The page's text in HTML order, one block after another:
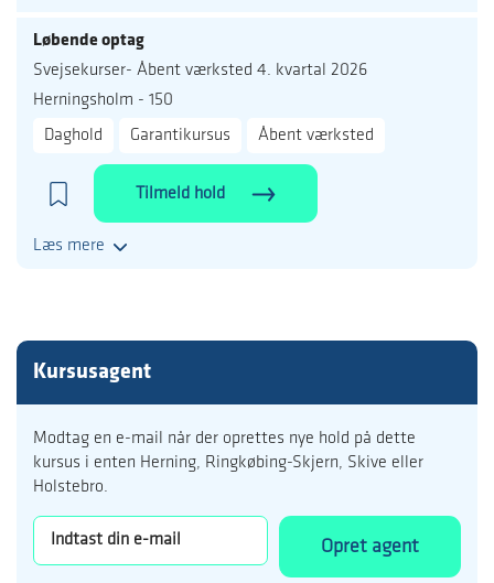
Løbende optag
Svejsekurser- Åbent værksted 4. kvartal 2026
Herningsholm - 150
Daghold
Garantikursus Åbent værksted
Tilmeld hold
Læs mere
Kursusagent
Modtag en e-mail når der oprettes nye hold på dette
kursus i enten Herning, Ringkøbing-Skjern, Skive eller
Holstebro.
Opret agent